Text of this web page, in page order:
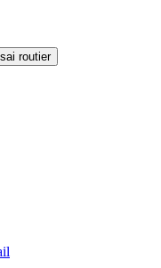
routier